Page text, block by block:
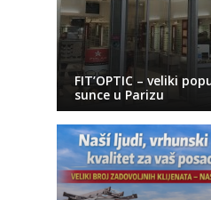
FIT’OPTIC – veliki
sunce u Parizu